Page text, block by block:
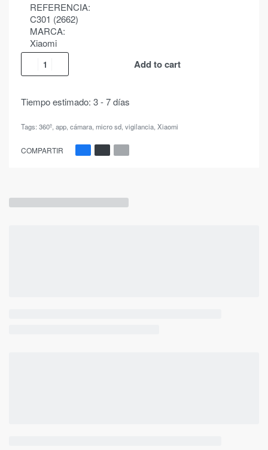
REFERENCIA:
C301 (2662)
MARCA:
Xiaomi
Add to cart
Tiempo estimado: 3 - 7 días
Tags: 360º, app, cámara, micro sd, vigilancia, Xiaomi
COMPARTIR